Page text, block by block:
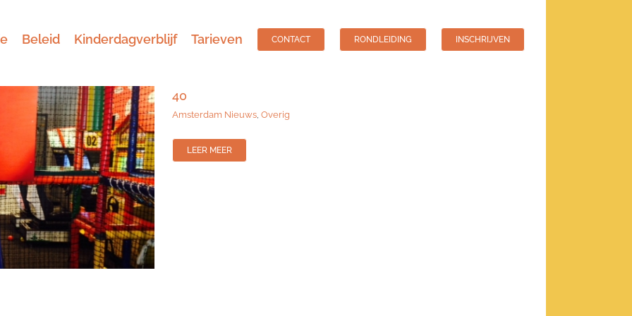
Beleid Kinderdagverblijf Tarieven CONTACT RONDLEIDING INSCHRIJVEN
40
Amsterdam Nieuws, Overig
LEER MEER